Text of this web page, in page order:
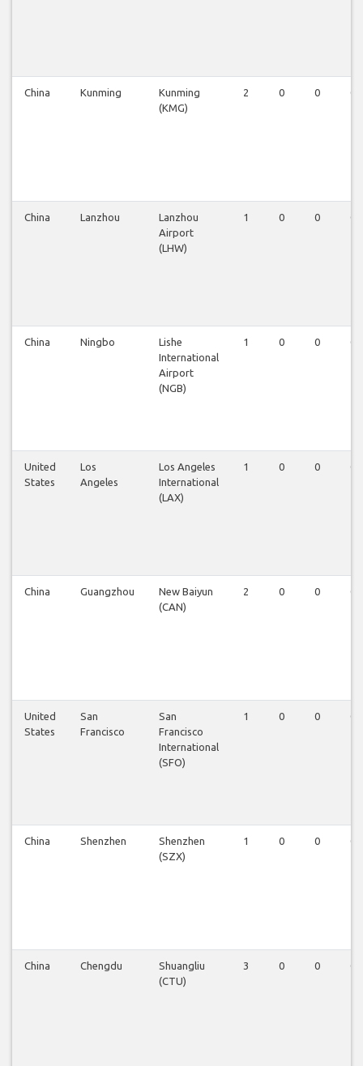
China Kunming
Kunming
(KMG)
2 0 0 0
China Lanzhou
Lanzhou
Airport
(LHW)
1 0 0 0
China Ningbo
Lishe
International
Airport
(NGB)
1 0 0 0
United
States
Los
Angeles
Los Angeles
International
(LAX)
1 0 0 0
China Guangzhou
New Baiyun
(CAN)
2 0 0 0
United
States
San
Francisco
San
Francisco
International
(SFO)
1 0 0 0
China Shenzhen
Shenzhen
(SZX)
1 0 0 0
China Chengdu
Shuangliu
(CTU)
3 0 0 0